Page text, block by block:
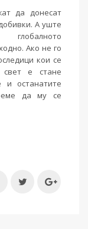
да донесат
А уште
Ако не го
кои се
свет е стане
и останатите
да му се